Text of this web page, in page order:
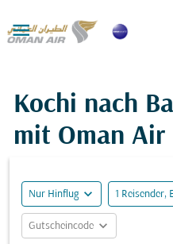

Kochi nach
mit Oman Air
Nur Hinflug expand_more 1 Reisender,
Gutscheincode expand_more